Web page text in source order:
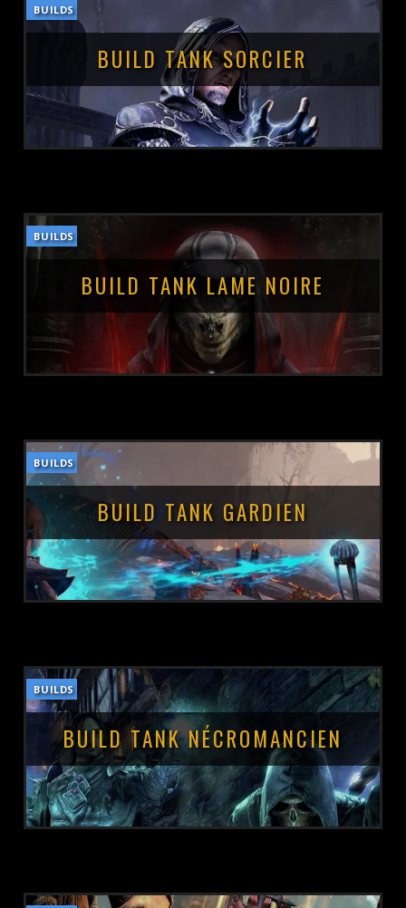
POSTÉ LE :
BUILDS
BUILD TANK SORCIER
POSTÉ LE : 5 OCTOBRE 2021
BUILDS
BUILD TANK LAME NOIRE
POSTÉ LE :5 OCTOBRE 2021
BUILDS
BUILD TANK GARDIEN
POSTÉ LE :5 OCTOBRE 2021
BUILDS
BUILD TANK NÉCROMANCIEN